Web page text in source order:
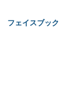
フェイスブック